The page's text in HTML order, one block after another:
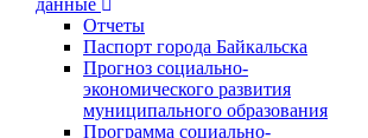
Отчеты
Паспорт города Байкальска
Прогноз социально-
экономического развития
муниципального образования
Программа социально-